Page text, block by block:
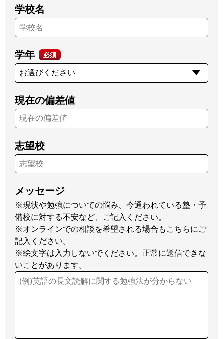
学校名
学年 必須
現在の偏差値
志望校
メッセージ
※現状や勉強についての悩み、今通われている塾・予
備校に対する不安など、ご記入ください。
※オンラインでの相談を希望される場合もこちらにご
記入ください。
※絵文字は入力しないでください。正常に送信できな
いことがあります。